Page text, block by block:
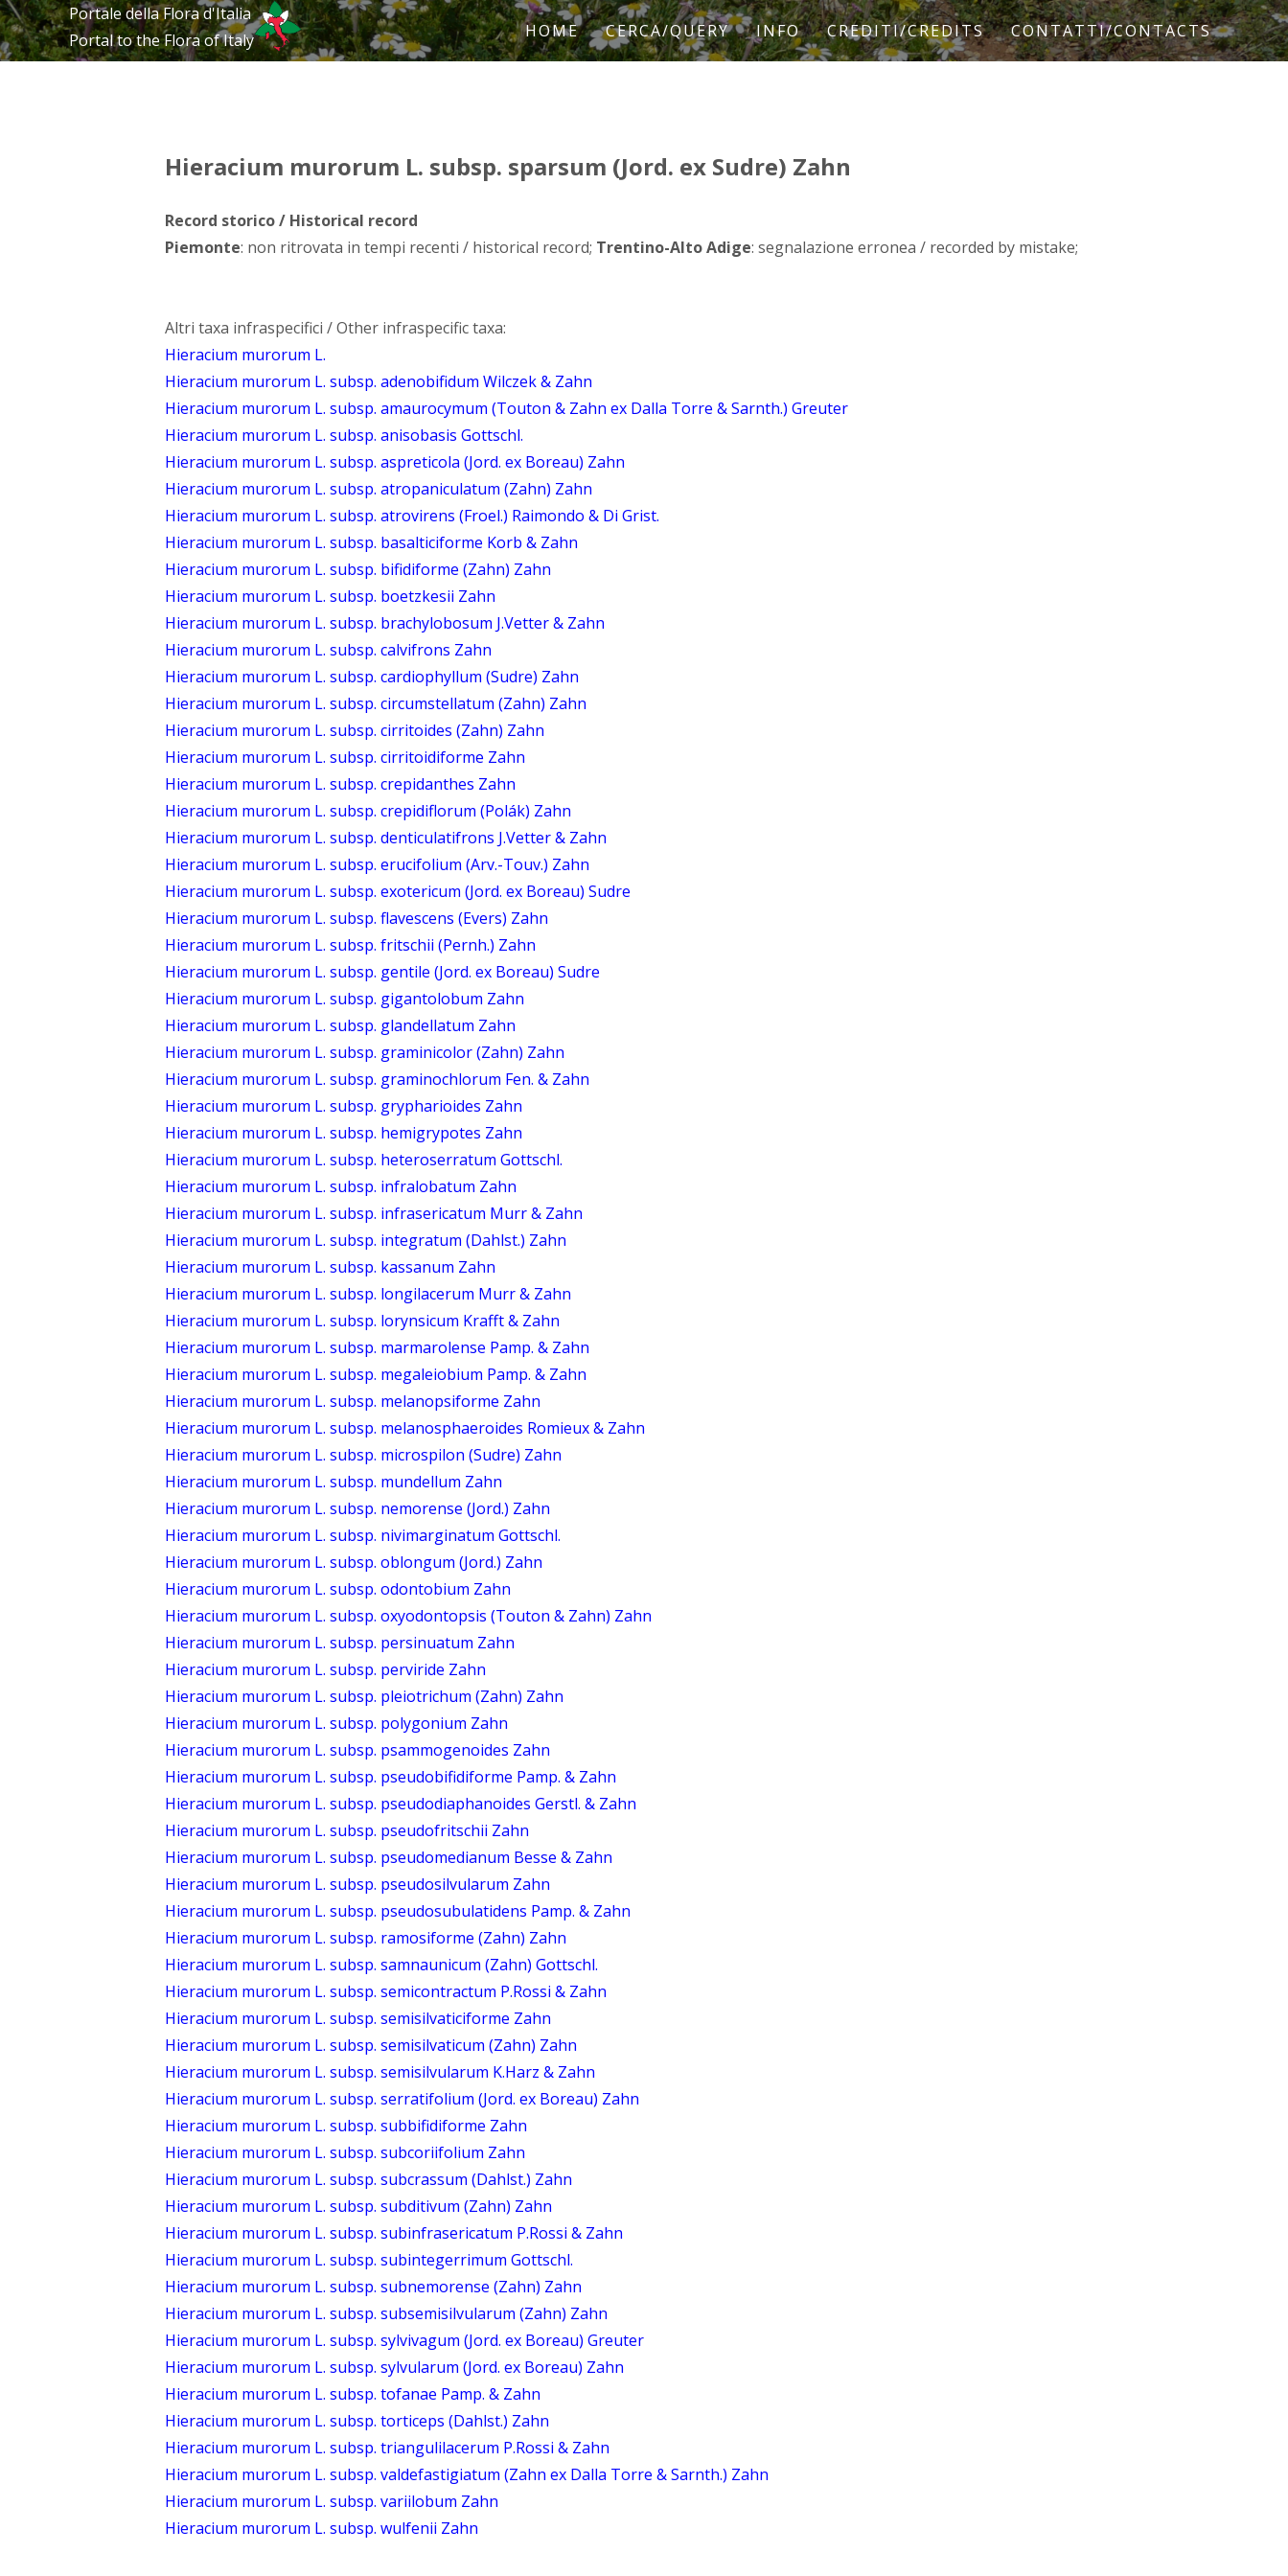
Portale della Flora d'Italia
Portal to the Flora of Italy
HOME CERCA/QUERY INFO CREDITI/CREDITS CONTATTI/CONTACTS
Hieracium murorum L. subsp. sparsum (Jord. ex Sudre) Zahn
Record storico / Historical record
Piemonte: non ritrovata in tempi recenti / historical record; Trentino-Alto Adige: segnalazione erronea / recorded by mistake;
Altri taxa infraspecifici / Other infraspecific taxa:
Hieracium murorum L.
Hieracium murorum L. subsp. adenobifidum Wilczek & Zahn
Hieracium murorum L. subsp. amaurocymum (Touton & Zahn ex Dalla Torre & Sarnth.) Greuter
Hieracium murorum L. subsp. anisobasis Gottschl.
Hieracium murorum L. subsp. aspreticola (Jord. ex Boreau) Zahn
Hieracium murorum L. subsp. atropaniculatum (Zahn) Zahn
Hieracium murorum L. subsp. atrovirens (Froel.) Raimondo & Di Grist.
Hieracium murorum L. subsp. basalticiforme Korb & Zahn
Hieracium murorum L. subsp. bifidiforme (Zahn) Zahn
Hieracium murorum L. subsp. boetzkesii Zahn
Hieracium murorum L. subsp. brachylobosum J.Vetter & Zahn
Hieracium murorum L. subsp. calvifrons Zahn
Hieracium murorum L. subsp. cardiophyllum (Sudre) Zahn
Hieracium murorum L. subsp. circumstellatum (Zahn) Zahn
Hieracium murorum L. subsp. cirritoides (Zahn) Zahn
Hieracium murorum L. subsp. cirritoidiforme Zahn
Hieracium murorum L. subsp. crepidanthes Zahn
Hieracium murorum L. subsp. crepidiflorum (Polák) Zahn
Hieracium murorum L. subsp. denticulatifrons J.Vetter & Zahn
Hieracium murorum L. subsp. erucifolium (Arv.-Touv.) Zahn
Hieracium murorum L. subsp. exotericum (Jord. ex Boreau) Sudre
Hieracium murorum L. subsp. flavescens (Evers) Zahn
Hieracium murorum L. subsp. fritschii (Pernh.) Zahn
Hieracium murorum L. subsp. gentile (Jord. ex Boreau) Sudre
Hieracium murorum L. subsp. gigantolobum Zahn
Hieracium murorum L. subsp. glandellatum Zahn
Hieracium murorum L. subsp. graminicolor (Zahn) Zahn
Hieracium murorum L. subsp. graminochlorum Fen. & Zahn
Hieracium murorum L. subsp. grypharioides Zahn
Hieracium murorum L. subsp. hemigrypotes Zahn
Hieracium murorum L. subsp. heteroserratum Gottschl.
Hieracium murorum L. subsp. infralobatum Zahn
Hieracium murorum L. subsp. infrasericatum Murr & Zahn
Hieracium murorum L. subsp. integratum (Dahlst.) Zahn
Hieracium murorum L. subsp. kassanum Zahn
Hieracium murorum L. subsp. longilacerum Murr & Zahn
Hieracium murorum L. subsp. lorynsicum Krafft & Zahn
Hieracium murorum L. subsp. marmarolense Pamp. & Zahn
Hieracium murorum L. subsp. megaleiobium Pamp. & Zahn
Hieracium murorum L. subsp. melanopsiforme Zahn
Hieracium murorum L. subsp. melanosphaeroides Romieux & Zahn
Hieracium murorum L. subsp. microspilon (Sudre) Zahn
Hieracium murorum L. subsp. mundellum Zahn
Hieracium murorum L. subsp. nemorense (Jord.) Zahn
Hieracium murorum L. subsp. nivimarginatum Gottschl.
Hieracium murorum L. subsp. oblongum (Jord.) Zahn
Hieracium murorum L. subsp. odontobium Zahn
Hieracium murorum L. subsp. oxyodontopsis (Touton & Zahn) Zahn
Hieracium murorum L. subsp. persinuatum Zahn
Hieracium murorum L. subsp. perviride Zahn
Hieracium murorum L. subsp. pleiotrichum (Zahn) Zahn
Hieracium murorum L. subsp. polygonium Zahn
Hieracium murorum L. subsp. psammogenoides Zahn
Hieracium murorum L. subsp. pseudobifidiforme Pamp. & Zahn
Hieracium murorum L. subsp. pseudodiaphanoides Gerstl. & Zahn
Hieracium murorum L. subsp. pseudofritschii Zahn
Hieracium murorum L. subsp. pseudomedianum Besse & Zahn
Hieracium murorum L. subsp. pseudosilvularum Zahn
Hieracium murorum L. subsp. pseudosubulatidens Pamp. & Zahn
Hieracium murorum L. subsp. ramosiforme (Zahn) Zahn
Hieracium murorum L. subsp. samnaunicum (Zahn) Gottschl.
Hieracium murorum L. subsp. semicontractum P.Rossi & Zahn
Hieracium murorum L. subsp. semisilvaticiforme Zahn
Hieracium murorum L. subsp. semisilvaticum (Zahn) Zahn
Hieracium murorum L. subsp. semisilvularum K.Harz & Zahn
Hieracium murorum L. subsp. serratifolium (Jord. ex Boreau) Zahn
Hieracium murorum L. subsp. subbifidiforme Zahn
Hieracium murorum L. subsp. subcoriifolium Zahn
Hieracium murorum L. subsp. subcrassum (Dahlst.) Zahn
Hieracium murorum L. subsp. subditivum (Zahn) Zahn
Hieracium murorum L. subsp. subinfrasericatum P.Rossi & Zahn
Hieracium murorum L. subsp. subintegerrimum Gottschl.
Hieracium murorum L. subsp. subnemorense (Zahn) Zahn
Hieracium murorum L. subsp. subsemisilvularum (Zahn) Zahn
Hieracium murorum L. subsp. sylvivagum (Jord. ex Boreau) Greuter
Hieracium murorum L. subsp. sylvularum (Jord. ex Boreau) Zahn
Hieracium murorum L. subsp. tofanae Pamp. & Zahn
Hieracium murorum L. subsp. torticeps (Dahlst.) Zahn
Hieracium murorum L. subsp. triangulilacerum P.Rossi & Zahn
Hieracium murorum L. subsp. valdefastigiatum (Zahn ex Dalla Torre & Sarnth.) Zahn
Hieracium murorum L. subsp. variilobum Zahn
Hieracium murorum L. subsp. wulfenii Zahn